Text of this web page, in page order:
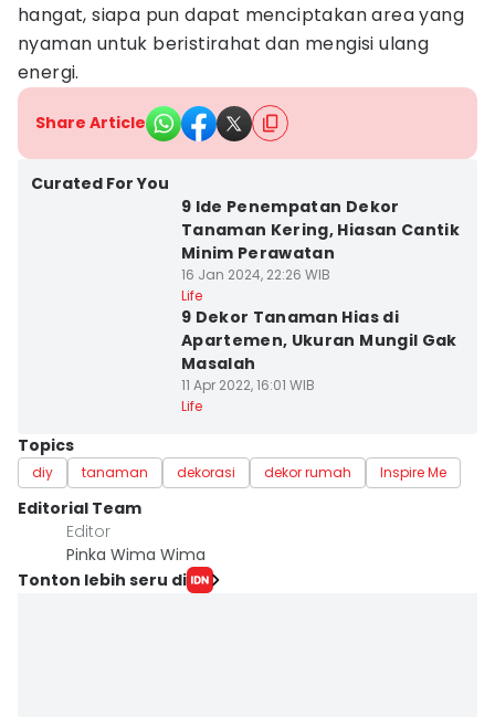
hangat, siapa pun dapat menciptakan area yang
nyaman untuk beristirahat dan mengisi ulang
energi.
Share Article
Curated For You
9 Ide Penempatan Dekor
Tanaman Kering, Hiasan Cantik
Minim Perawatan
16 Jan 2024, 22:26 WIB
Life
9 Dekor Tanaman Hias di
Apartemen, Ukuran Mungil Gak
Masalah
11 Apr 2022, 16:01 WIB
Life
Topics
diy tanaman dekorasi dekor rumah Inspire Me
Editorial Team
Editor
Pinka Wima Wima
Tonton lebih seru di